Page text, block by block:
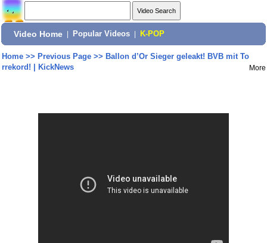
Video Home Popular Videos K-POP
Home>> Previous Page>> Ballon d’Or Sieger geleakt! BVB mit To
rrekord! | KickNews
More